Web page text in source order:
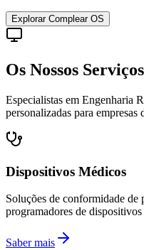
Explorar Complear OS
Os Nossos
Especialistas em Engenharia
personalizadas para empresas
Dispositivos Médicos
Soluções de conformidade de
programadores de
Saber mais